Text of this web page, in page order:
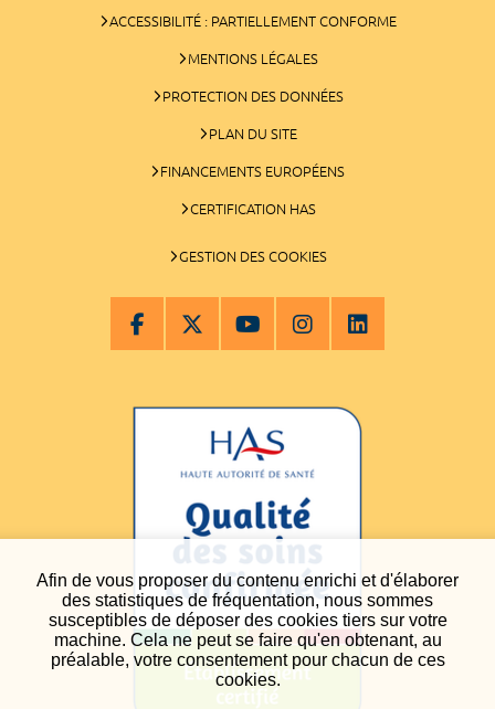
Afin de vous proposer du contenu enrichi et d'élaborer
des statistiques de fréquentation, nous sommes
susceptibles de déposer des cookies tiers sur votre
machine. Cela ne peut se faire qu'en obtenant, au
préalable, votre consentement pour chacun de ces
cookies.
ACCESSIBILITÉ : PARTIELLEMENT CONFORME
MENTIONS LÉGALES
PROTECTION DES DONNÉES
PLAN DU SITE
FINANCEMENTS EUROPÉENS
CERTIFICATION HAS
GESTION DES COOKIES